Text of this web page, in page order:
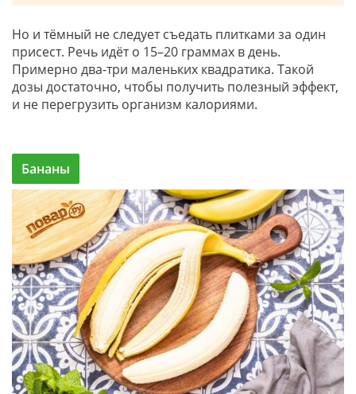
Но и тёмный не следует съедать плитками за один
присест. Речь идёт о 15–20 граммах в день.
Примерно два-три маленьких квадратика. Такой
дозы достаточно, чтобы получить полезный эффект,
и не перегрузить организм калориями.
Бананы